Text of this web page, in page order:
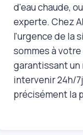
d'eau chaude,
experte. Chez
l'urgence de la
sommes à
garantissant un
intervenir 24h/
précisément la